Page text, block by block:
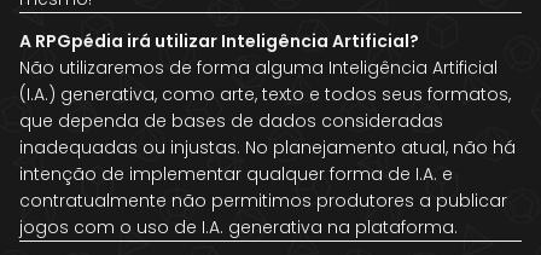
A RPGpédia irá utilizar Inteligência Artificial?
Não utilizaremos de forma alguma Inteligência Artificial
(I.A.) generativa, como arte, texto e todos seus formatos,
que dependa de bases de dados consideradas
inadequadas ou injustas. No planejamento atual, não há
intenção de implementar qualquer forma de I.A. e
contratualmente não permitimos produtores a publicar
jogos com o uso de I.A. generativa na plataforma.